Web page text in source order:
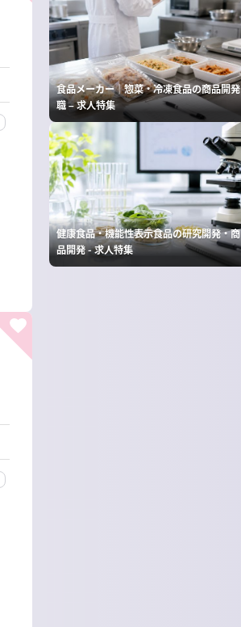
食品メーカー｜惣菜・冷凍食品の商品開発
職 – 求人特集
健康食品・機能性表示食品の研究開発・商
品開発 - 求人特集